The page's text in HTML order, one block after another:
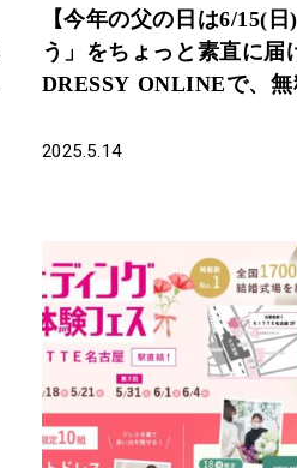
【今年の父の日は6/15(
う」をちょっと素直に届
DRESSY ONLINEで、
2025.5.14